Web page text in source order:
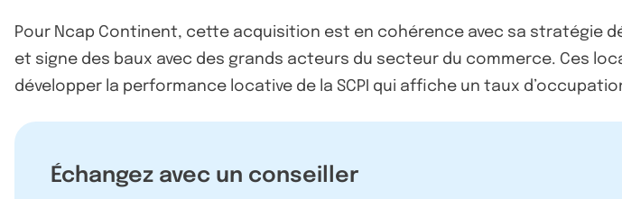
Pour Ncap Continent, cette acquisition est en cohérence avec sa stratégie
et signe des baux avec des grands acteurs du secteur du commerce. Ces
développer la performance locative de la SCPI qui affiche un taux
Échangez avec un conseiller